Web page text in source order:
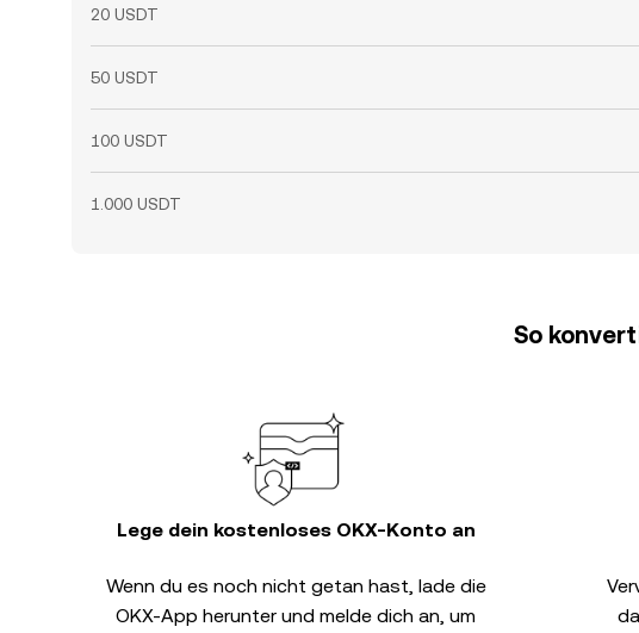
20 USDT
50 USDT
100 USDT
1.000 USDT
So
Lege dein kostenloses OKX-Konto an
Wenn du es noch nicht getan hast, lade die
OKX-App herunter und melde dich an, um